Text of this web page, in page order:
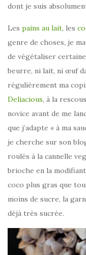
dont je suis
Les pains au lait, les
genre de choses, je
de végétaliser
beurre, ni lait, ni œuf
régulièrement ma
Deliacious, à la
novice avant de me
que j’adapte « à ma
je cherche sur son
roulés à la cannelle
brioche en la
coco plus gras que
moins de sucre, la
déjà très sucrée.